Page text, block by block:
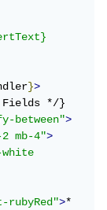
}>
between">
2 mb-4">
rubyRed">*